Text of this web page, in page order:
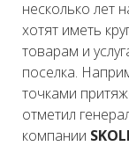
несколько лет
хотят иметь
товарам и
поселка.
точками
отметил
компании